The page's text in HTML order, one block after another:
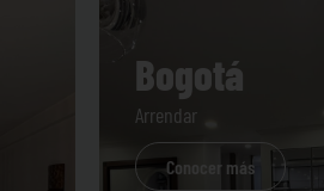
Bogotá
Arrendar
Conocer más